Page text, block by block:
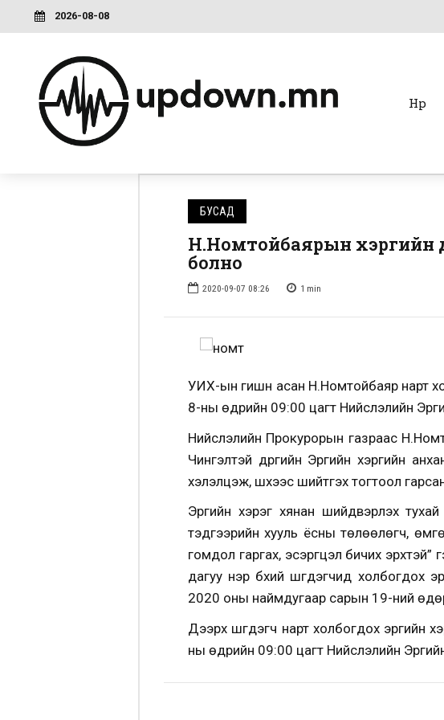
2026-08-08
Нүүр
БУСАД
Н.Номтойбаярын хэргийн
болно
2020-09-07 08:26 1 min
УИХ-ын гишүүн асан Н.Номтойбаяр нарт
8-ны өдрийн 09:00 цагт Нийслэлийн
Нийслэлийн Прокурорын газраас
Чингэлтэй дүүргийн Эрүүгийн хэргийн
хэлэлцэж, шүүхээс шийтгэх тогтоол
Эрүүгийн хэрэг хянан шийдвэрлэх
тэдгээрийн хууль ёсны төлөөлөгч,
гомдол гаргах, эсэргүүцэл бичих
дагуу нэр бүхий шүүгдэгчид холбогдох
2020 оны наймдугаар сарын 19-ний өдөр
Дээрх шүүгдэгч нарт холбогдох
ны өдрийн 09:00 цагт Нийслэлийн